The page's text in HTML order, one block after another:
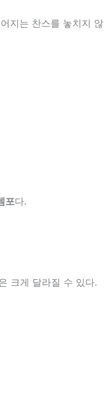
지는 찬스를 놓치지 않
포다.
크게 달라질 수 있다.